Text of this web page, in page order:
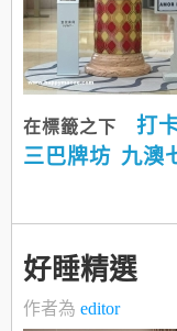
在標籤之下 打
三巴牌坊 九澳
好睡精選
作者為 editor